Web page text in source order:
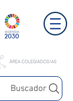
Buscador